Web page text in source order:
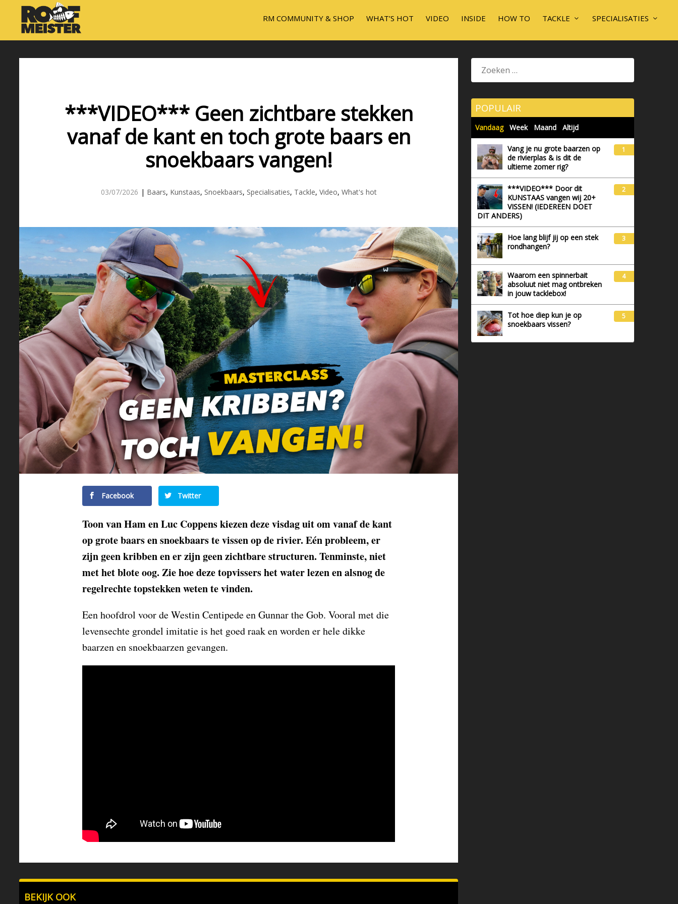
RM COMMUNITY & SHOP WHAT’S HOT VIDEO INSIDE HOW TO TACKLE SPECIALISATIES
***VIDEO*** Geen zichtbare stekken
vanaf de kant en toch grote baars en
snoekbaars vangen!
03/07/2026 | Baars, Kunstaas, Snoekbaars, Specialisaties, Tackle, Video, What's hot
Facebook Twitter
Toon van Ham en Luc Coppens kiezen deze visdag uit om vanaf de kant
op grote baars en snoekbaars te vissen op de rivier. Eén probleem, er
zijn geen kribben en er zijn geen zichtbare structuren. Tenminste, niet
met het blote oog. Zie hoe deze topvissers het water lezen en alsnog de
regelrechte topstekken weten te vinden.
Een hoofdrol voor de Westin Centipede en Gunnar the Gob. Vooral met die
levensechte grondel imitatie is het goed raak en worden er hele dikke
baarzen en snoekbaarzen gevangen.
BEKIJK OOK
POPULAIR
Vandaag Week Maand Altijd
Vang je nu grote baarzen op
de rivierplas & is dit de
ultieme zomer rig?
1
***VIDEO*** Door dit
KUNSTAAS vangen wij 20+
VISSEN! (IEDEREEN DOET
DIT ANDERS)
2
Hoe lang blijf jij op een stek
rondhangen?
3
Waarom een spinnerbait
absoluut niet mag ontbreken
in jouw tacklebox!
4
Tot hoe diep kun je op
snoekbaars vissen?
5